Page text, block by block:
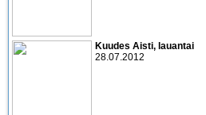
Kuudes Aisti, lauantai
28.07.2012